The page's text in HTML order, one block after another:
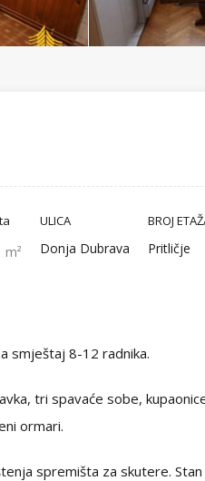
m²
ULICA
Donja Dubrava
BROJ
Pritličje
smještaj 8-12 radnika.
tri spavaće sobe,
ormari.
spremišta za skutere.